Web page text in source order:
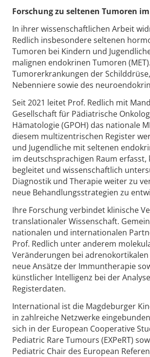
Forschung zu seltenen Tumoren
In ihrer wissenschaftlichen Arbeit
Redlich insbesondere seltenen
Tumoren bei Kindern und
malignen endokrinen Tumoren
Tumorerkrankungen der
Nebenniere sowie des
Seit 2021 leitet Prof. Redlich mit
Gesellschaft für Pädiatrische
Hämatologie (GPOH) das nationale
diesem multizentrischen Register
und Jugendliche mit seltenen
im deutschsprachigen Raum erfasst,
begleitet und wissenschaftlich
Diagnostik und Therapie weiter zu
neue Behandlungsstrategien zu
Ihre Forschung verbindet klinische
translationaler Wissenschaft.
nationalen und internationalen
Prof. Redlich unter anderem
Veränderungen bei
neue Ansätze der Immuntherapie
künstlicher Intelligenz bei der
Registerdaten.
International ist die Magdeburger
in zahlreiche Netzwerke
sich in der European Cooperative
Pediatric Rare Tumours (EXPeRT)
Pediatric Chair des European